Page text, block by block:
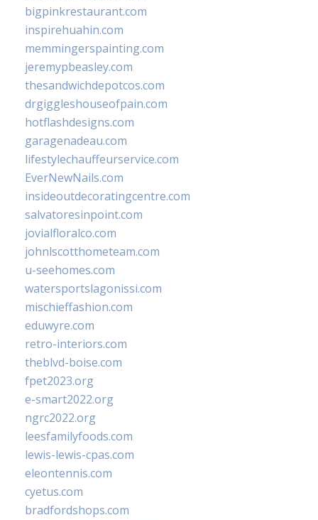
bigpinkrestaurant.com
inspirehuahin.com
memmingerspainting.com
jeremypbeasley.com
thesandwichdepotcos.com
drgiggleshouseofpain.com
hotflashdesigns.com
garagenadeau.com
lifestylechauffeurservice.com
EverNewNails.com
insideoutdecoratingcentre.com
salvatoresinpoint.com
jovialfloralco.com
johnlscotthometeam.com
u-seehomes.com
watersportslagonissi.com
mischieffashion.com
eduwyre.com
retro-interiors.com
theblvd-boise.com
fpet2023.org
e-smart2022.org
ngrc2022.org
leesfamilyfoods.com
lewis-lewis-cpas.com
eleontennis.com
cyetus.com
bradfordshops.com